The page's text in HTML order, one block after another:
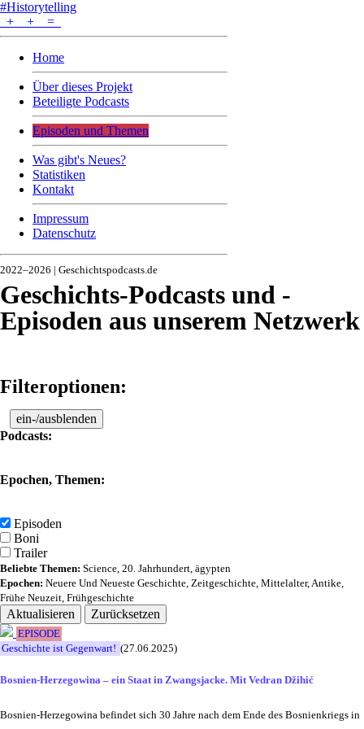
#Historytelling
+
+ =
Home
Über dieses Projekt
Beteiligte Podcasts
Episoden und Themen
Was gibt's Neues?
Statistiken
Kontakt
Impressum
Datenschutz
2022–2026 | Geschichtspodcasts.de
Geschichts-Podcasts und -
Episoden aus unserem Netzwerk
Filteroptionen:
ein-/ausblenden
Podcasts:
Epochen, Themen:
Episoden
Boni
Trailer
Beliebte Themen: Science, 20. Jahrhundert, ägypten
Epochen: Neuere Und Neueste Geschichte, Zeitgeschichte, Mittelalter,Antike,
Frühe Neuzeit, Frühgeschichte
Aktualisieren Zurücksetzen
EPISODE
Geschichte ist Gegenwart! (27.06.2025)
Bosnien-Herzegowina – ein Staat in Zwangsjacke. Mit Vedran Džihić
Bosnien-Herzegowina befindet sich 30 Jahre nach dem Ende des Bosnienkriegs in